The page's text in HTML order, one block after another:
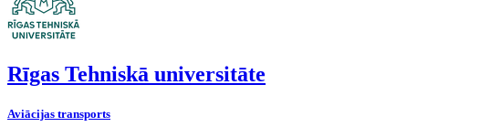
Rīgas Tehniskā universitāte
Aviācijas transports